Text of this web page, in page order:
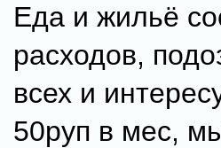
Еда и жильё
расходов,
всех и
50руп в мес,